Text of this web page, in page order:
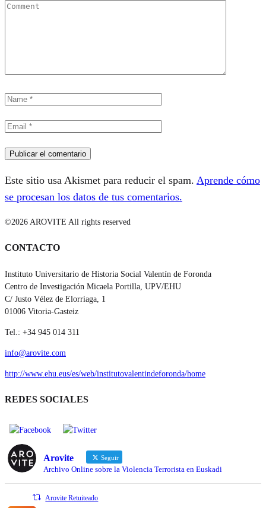
Este sitio usa Akismet para reducir el spam. Aprende cómo
se procesan los datos de tus comentarios.
©2026 AROVITE All rights reserved
CONTACTO
Instituto Universitario de Historia Social Valentín de Foronda
Centro de Investigación Micaela Portilla, UPV/EHU
C/ Justo Vélez de Elorriaga, 1
01006 Vitoria-Gasteiz
Tel.: +34 945 014 311
info@arovite.com
http://www.ehu.eus/es/web/institutovalentindeforonda/home
REDES SOCIALES
Arovite Seguir
Archivo Online sobre la Violencia Terrorista en Euskadi
Arovite Retuiteado